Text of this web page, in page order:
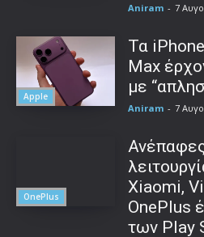
Aniram - 7
Apple
Τα
Max
με
Aniram - 7
OnePlus
Xiaomi,
OnePlus
των Play